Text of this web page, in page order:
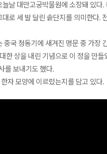
날 대만고궁박물원에 소장돼 있
로 세 발 달린 솥단지를 의미한
국 청동기에 새겨진 명문 중 가장
한 상을 내린 기념으로 이 정을 만
를 보내기도 했다.
자 모양에 이르렀는지를 담고 있다.